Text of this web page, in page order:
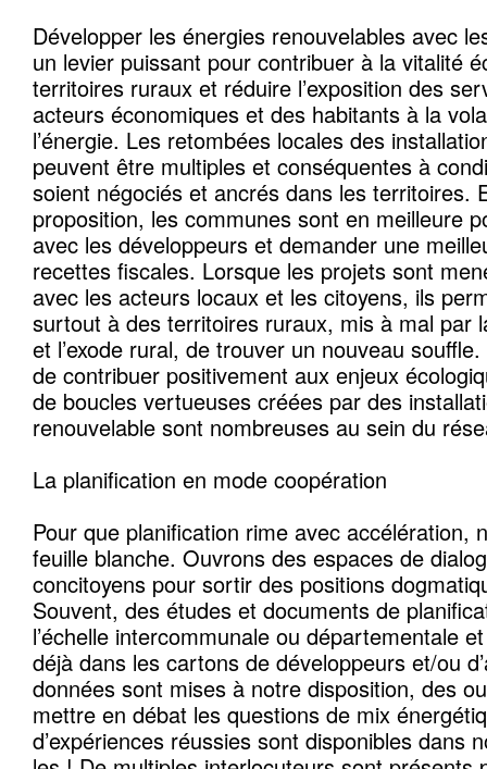
Développer les énergies renouvelables avec
un levier puissant pour contribuer à la vitalité
territoires ruraux et réduire l’exposition des
acteurs économiques et des habitants à la
l’énergie. Les retombées locales des
peuvent être multiples et conséquentes à
soient négociés et ancrés dans les territoires.
proposition, les communes sont en meilleure
avec les développeurs et demander une
recettes fiscales. Lorsque les projets sont
avec les acteurs locaux et les citoyens, ils
surtout à des territoires ruraux, mis à mal par
et l’exode rural, de trouver un nouveau
de contribuer positivement aux enjeux
de boucles vertueuses créées par des
renouvelable sont nombreuses au sein du
La planification en mode coopération
Pour que planification rime avec accélération,
feuille blanche. Ouvrons des espaces de
concitoyens pour sortir des positions
Souvent, des études et documents de
l’échelle intercommunale ou départementale
déjà dans les cartons de développeurs et/ou
données sont mises à notre disposition, des
mettre en débat les questions de mix
d’expériences réussies sont disponibles dans